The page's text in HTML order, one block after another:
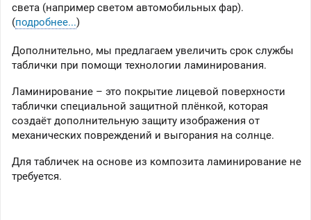
света (например светом автомобильных фар).
(подробнее...)
Дополнительно, мы предлагаем увеличить срок службы
таблички при помощи технологии ламинирования.
Ламинирование – это покрытие лицевой поверхности
таблички специальной защитной плёнкой, которая
создаёт дополнительную защиту изображения от
механических повреждений и выгорания на солнце.
Для табличек на основе из композита ламинирование не
требуется.